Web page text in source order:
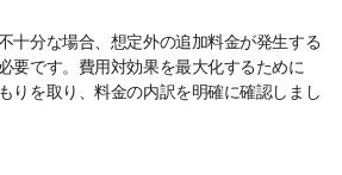
十分な場合、想定外の追加料金が発生する
要です。費用対効果を最大化するために
りを取り、料金の内訳を明確に確認しまし